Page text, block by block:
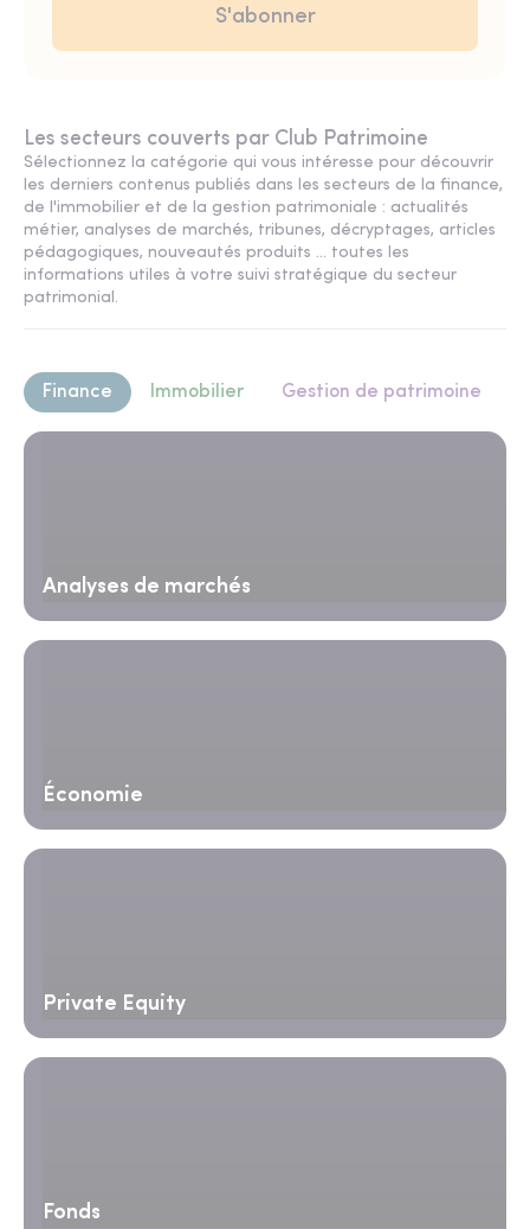
Les secteurs couverts par Club Patrimoine
Sélectionnez la catégorie qui vous intéresse pour découvrir
les derniers contenus publiés dans les secteurs de la finance,
de l'immobilier et de la gestion patrimoniale : actualités
métier, analyses de marchés, tribunes, décryptages, articles
pédagogiques, nouveautés produits ... toutes les
informations utiles à votre suivi stratégique du secteur
patrimonial.
Finance Immobilier Gestion de patrimoine
Analyses de marchés
Économie
Private Equity
Fonds